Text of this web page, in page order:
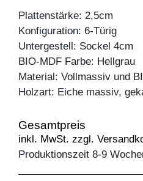
Plattenstärke: 2,5cm
Konfiguration: 6-Türig
Untergestell: Sockel 4cm
BIO-MDF Farbe: Hellgrau
Material: Vollmassiv und
Holzart: Eiche massiv,
Gesamtpreis
inkl. MwSt. zzgl.
Produktionszeit 8-9